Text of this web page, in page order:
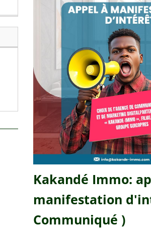
Kakandé Immo:
manifestation
Communiqué )